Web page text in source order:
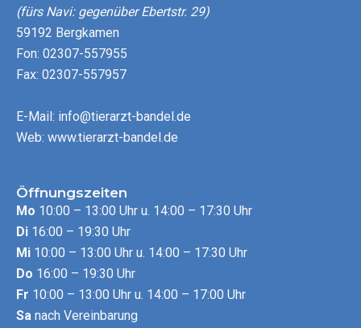
(fürs Navi: gegenüber Ebertstr. 29)
59192 Bergkamen
Fon: 02307-557955
Fax: 02307-557957
E-Mail: info@tierarzt-bandel.de
Web: www.tierarzt-bandel.de
Öffnungszeiten
Mo 10:00 – 13:00 Uhr u. 14:00 – 17:30 Uhr
Di 16:00 – 19:30 Uhr
Mi 10:00 – 13:00 Uhr u. 14:00 – 17:30 Uhr
Do 16:00 – 19:30 Uhr
Fr 10:00 – 13:00 Uhr u. 14:00 – 17:00 Uhr
Sa nach Vereinbarung